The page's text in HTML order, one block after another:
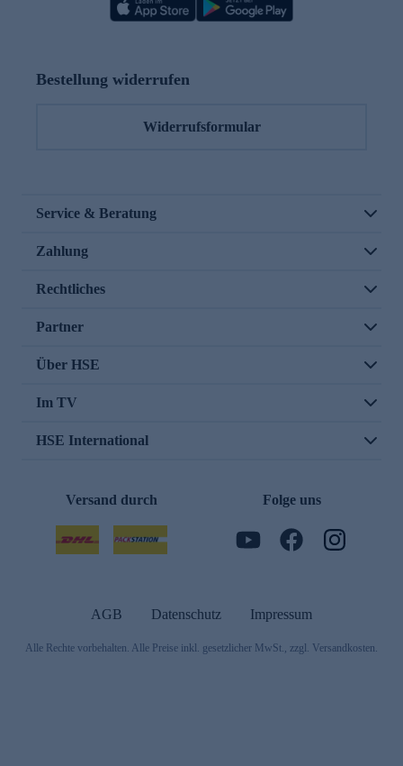
Bestellung widerrufen
Widerrufsformular
Service & Beratung
Zahlung
Rechtliches
Partner
Über HSE
Im TV
HSE International
Versand durch Folge uns
AGB Datenschutz Impressum
Alle Rechte vorbehalten. Alle Preise inkl. gesetzlicher MwSt., zzgl. Versandkosten.